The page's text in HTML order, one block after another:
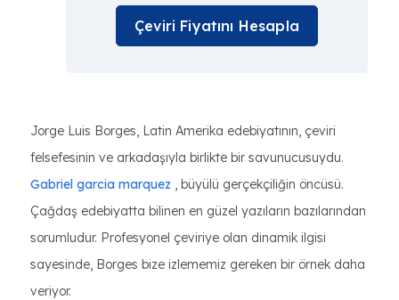
Çeviri Fiyatını Hesapla
Jorge Luis Borges, Latin Amerika edebiyatının, çeviri
felsefesinin ve arkadaşıyla birlikte bir savunucusuydu.
Gabriel garcia marquez , büyülü gerçekçiliğin öncüsü.
Çağdaş edebiyatta bilinen en güzel yazıların bazılarından
sorumludur. Profesyonel çeviriye olan dinamik ilgisi
sayesinde, Borges bize izlememiz gereken bir örnek daha
veriyor.